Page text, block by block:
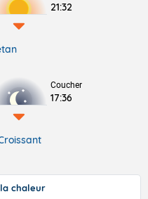
21:32
Coucher
17:36
chaleur